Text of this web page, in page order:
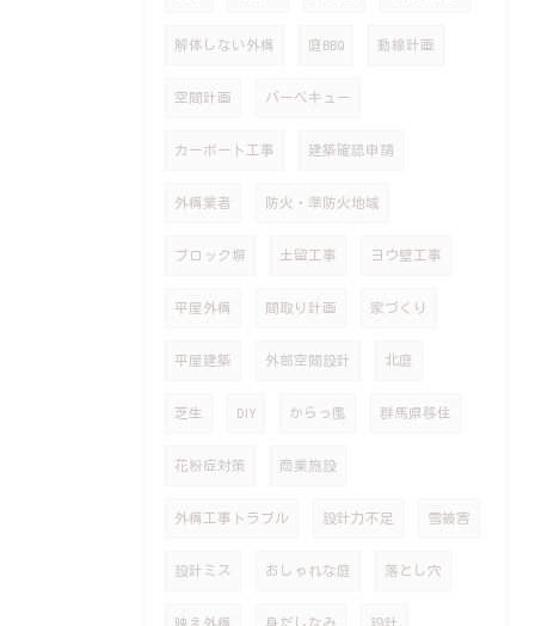
解体しない外構 庭BBQ 動線計画
空間計画 バーベキュー
カーポート工事 建築確認申請
外構業者 防火・準防火地域
ブロック塀 土留工事 ヨウ壁工事
平屋外構 間取り計画 家づくり
平屋建築 外部空間設計 北庭
芝生 DIY からっ風 群馬県移住
花粉症対策 商業施設
外構工事トラブル 設計力不足 雪被害
設計ミス おしゃれな庭 落とし穴
映え外構 身だしなみ 設計